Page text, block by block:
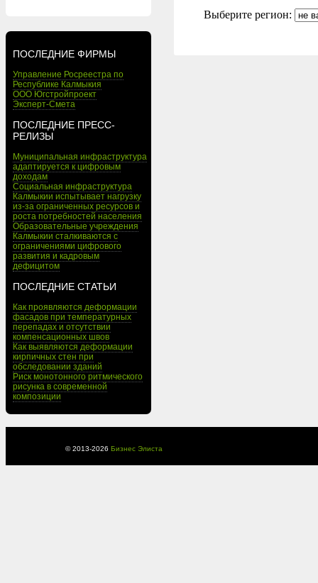
ПОСЛЕДНИЕ ФИРМЫ
Управление Росреестра по
Республике Калмыкия
ООО Югстройпроект
Эксперт-Смета
ПОСЛЕДНИЕ ПРЕСС-
РЕЛИЗЫ
Муниципальная инфраструктура
адаптируется к цифровым
доходам
Социальная инфраструктура
Калмыкии испытывает нагрузку
из-за ограниченных ресурсов и
роста потребностей населения
Образовательные учреждения
Калмыкии сталкиваются с
ограничениями цифрового
развития и кадровым
дефицитом
ПОСЛЕДНИЕ СТАТЬИ
Как проявляются деформации
фасадов при температурных
перепадах и отсутствии
компенсационных швов
Как выявляются деформации
кирпичных стен при
обследовании зданий
Риск монотонного ритмического
рисунка в современной
композиции
Выберите регион:
© 2013-2026 Бизнес Элиста